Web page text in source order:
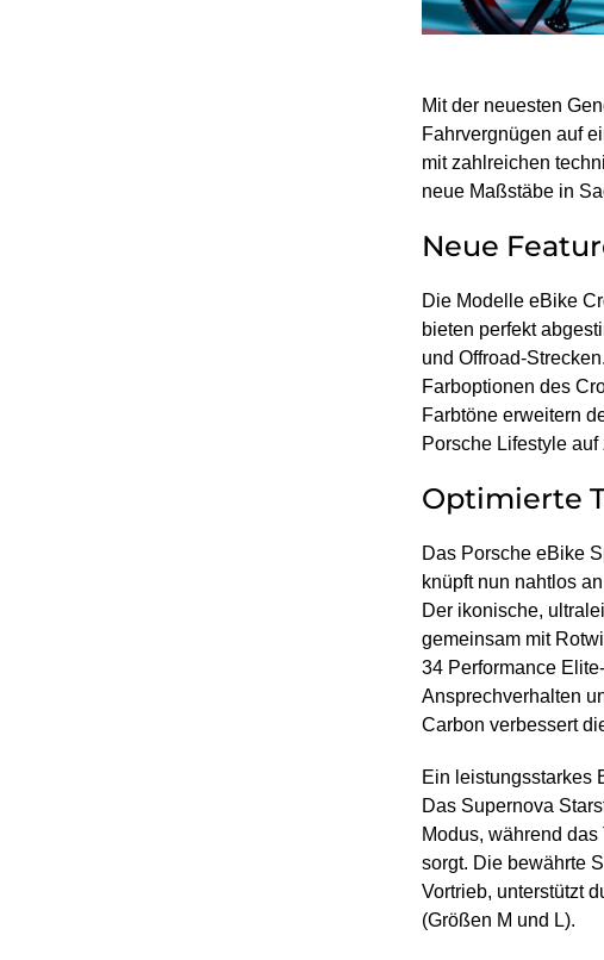
Mit der neuesten
Fahrvergnügen auf
mit zahlreichen
neue Maßstäbe in
Neue
Die Modelle eBike
bieten perfekt
und Offroad-
Farboptionen des
Farbtöne erweitern
Porsche Lifestyle
Optimierte
Das Porsche eBike
knüpft nun nahtlos
Der ikonische,
gemeinsam mit
34 Performance
Ansprechverhalten
Carbon verbessert
Ein leistungsstarkes
Das Supernova
Modus, während
sorgt. Die bewährte
Vortrieb, unterstützt
(Größen M und L).